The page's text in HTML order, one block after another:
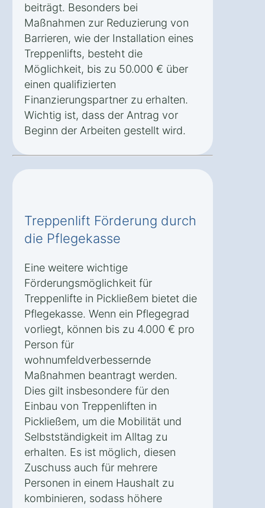
beiträgt. Besonders bei
Maßnahmen zur Reduzierung von
Barrieren, wie der Installation eines
Treppenlifts, besteht die
Möglichkeit, bis zu 50.000 € über
einen qualifizierten
Finanzierungspartner zu erhalten.
Wichtig ist, dass der Antrag vor
Beginn der Arbeiten gestellt wird.
Treppenlift Förderung durch
die Pflegekasse
Eine weitere wichtige
Förderungsmöglichkeit für
Treppenlifte in Pickließem bietet die
Pflegekasse. Wenn ein Pflegegrad
vorliegt, können bis zu 4.000 € pro
Person für
wohnumfeldverbessernde
Maßnahmen beantragt werden.
Dies gilt insbesondere für den
Einbau von Treppenliften in
Pickließem, um die Mobilität und
Selbstständigkeit im Alltag zu
erhalten. Es ist möglich, diesen
Zuschuss auch für mehrere
Personen in einem Haushalt zu
kombinieren, sodass höhere